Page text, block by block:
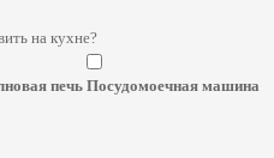
на кухне?
печь Посудомоечная машина